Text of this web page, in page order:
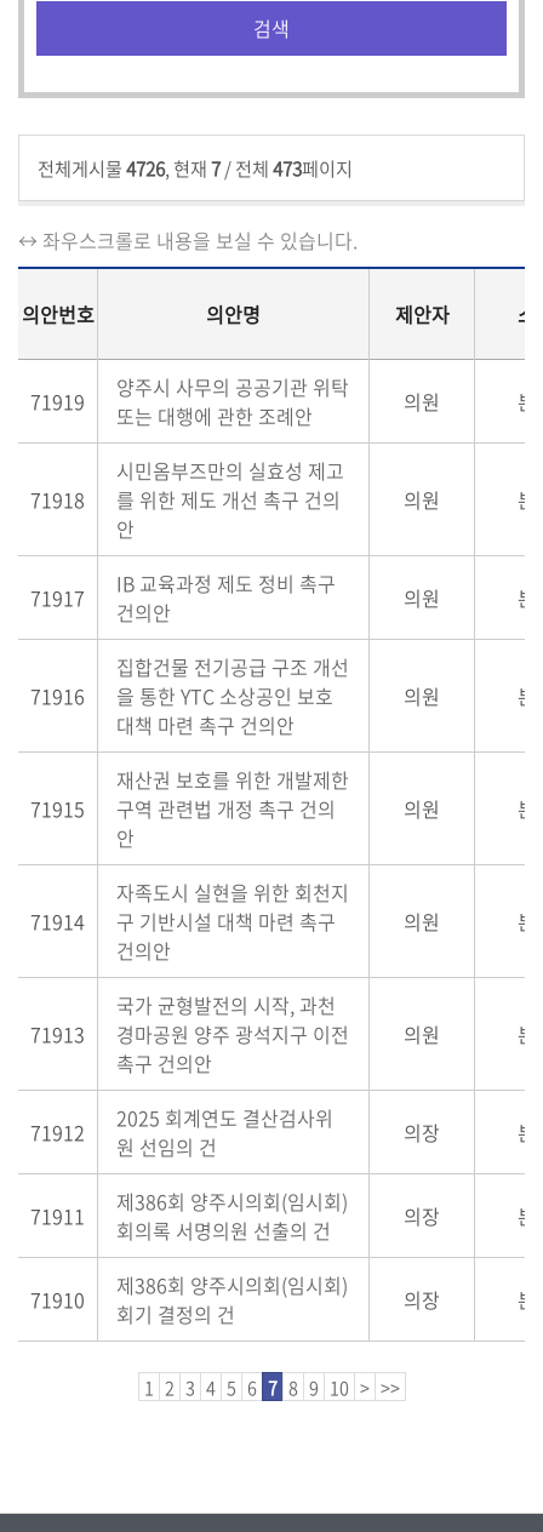
전체게시물4726, 현재7/ 전체473페이지
↔ 좌우스크롤로 내용을 보실 수 있습니다.
의안번호 의안명 제안자 소
71919
양주시 사무의 공공기관 위탁
또는 대행에 관한 조례안
의원 본
71918
시민옴부즈만의 실효성 제고
를 위한 제도 개선 촉구 건의
안
의원 본
71917
IB 교육과정 제도 정비 촉구
건의안
의원 본
71916
집합건물 전기공급 구조 개선
을 통한 YTC 소상공인 보호
대책 마련 촉구 건의안
의원 본
71915
재산권 보호를 위한 개발제한
구역 관련법 개정 촉구 건의
안
의원 본
71914
자족도시 실현을 위한 회천지
구 기반시설 대책 마련 촉구
건의안
의원 본
71913
국가 균형발전의 시작, 과천
경마공원 양주 광석지구 이전
촉구 건의안
의원 본
71912
2025 회계연도 결산검사위
원 선임의 건
의장 본
71911
제386회 양주시의회(임시회)
회의록 서명의원 선출의 건
의장 본
71910
제386회 양주시의회(임시회)
회기 결정의 건
의장 본
1 2 3 4 5 6 7 8 9 10 > >>